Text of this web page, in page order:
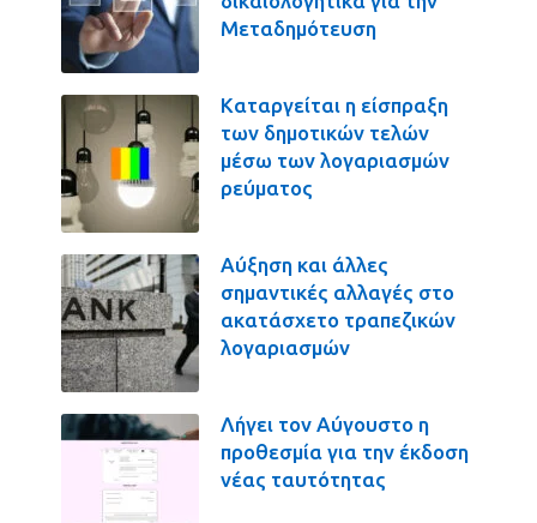
Μεταδημότευση
Καταργείται η είσπραξη
των δημοτικών τελών
μέσω των λογαριασμών
ρεύματος
Αύξηση και άλλες
σημαντικές αλλαγές στο
ακατάσχετο τραπεζικών
λογαριασμών
Λήγει τον Αύγουστο η
προθεσμία για την έκδοση
νέας ταυτότητας